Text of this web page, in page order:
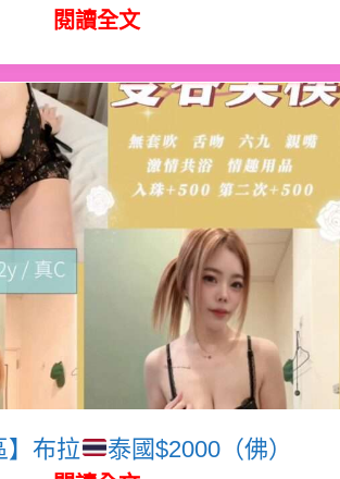
閱讀全文
】布拉 泰國$2000（佛）